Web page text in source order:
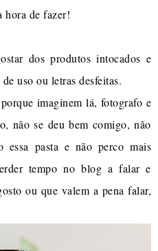
hora de fazer!
dos produtos intocados e
uso ou letras desfeitas.
imaginem lá, fotografo e
não se deu bem comigo, não
essa pasta e não perco mais
tempo no blog a falar e
ou que valem a pena falar,